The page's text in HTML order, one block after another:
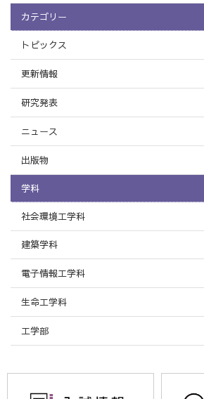
カテゴリー
トピックス
更新情報
研究発表
ニュース
出版物
学科
社会環境工学科
建築学科
電子情報工学科
生命工学科
工学部